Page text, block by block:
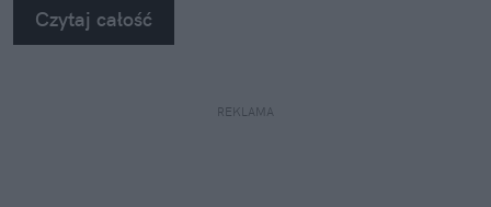
Czytaj całość
REKLAMA